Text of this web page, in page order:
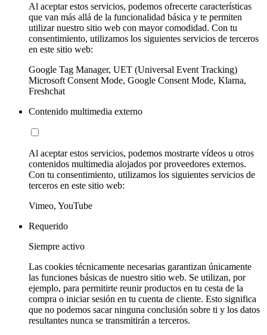
Al aceptar estos servicios, podemos ofrecerte características
que van más allá de la funcionalidad básica y te permiten
utilizar nuestro sitio web con mayor comodidad. Con tu
consentimiento, utilizamos los siguientes servicios de terceros
en este sitio web:
Google Tag Manager, UET (Universal Event Tracking)
Microsoft Consent Mode, Google Consent Mode, Klarna,
Freshchat
Contenido multimedia externo
Al aceptar estos servicios, podemos mostrarte vídeos u otros
contenidos multimedia alojados por proveedores externos.
Con tu consentimiento, utilizamos los siguientes servicios de
terceros en este sitio web:
Vimeo, YouTube
Requerido
Siempre activo
Las cookies técnicamente necesarias garantizan únicamente
las funciones básicas de nuestro sitio web. Se utilizan, por
ejemplo, para permitirte reunir productos en tu cesta de la
compra o iniciar sesión en tu cuenta de cliente. Esto significa
que no podemos sacar ninguna conclusión sobre ti y los datos
resultantes nunca se transmitirán a terceros.